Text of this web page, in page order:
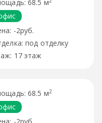
68.5 м
-2руб.
под отделку
17 этаж
68.5 м2